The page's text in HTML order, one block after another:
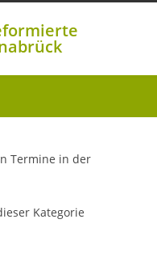
Termine in der
Kategorie